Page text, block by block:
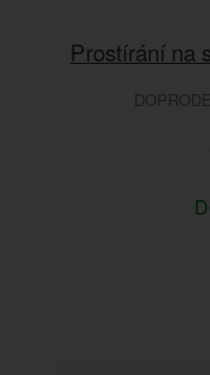
Prostírání na